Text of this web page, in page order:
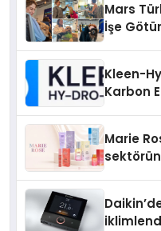
Mars
İşe
Kleen-
Karbon
Aldı
Marie